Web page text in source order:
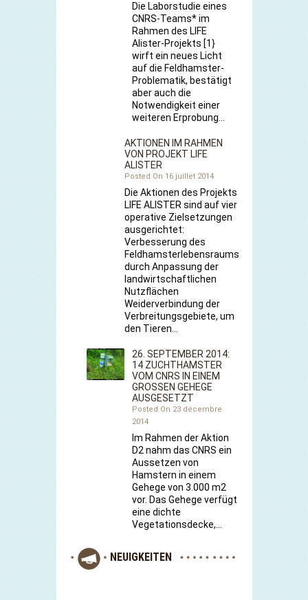
Die Laborstudie eines
CNRS-Teams* im
Rahmen des LIFE
Alister-Projekts [1}
wirft ein neues Licht
auf die Feldhamster-
Problematik, bestätigt
aber auch die
Notwendigkeit einer
weiteren Erprobung…
AKTIONEN IM RAHMEN
VON PROJEKT LIFE
ALISTER
Posted On 16 juillet 2014
Die Aktionen des Projekts
LIFE ALISTER sind auf vier
operative Zielsetzungen
ausgerichtet:
Verbesserung des
Feldhamsterlebensraums
durch Anpassung der
landwirtschaftlichen
Nutzflächen
Weiderverbindung der
Verbreitungsgebiete, um
den Tieren…
26. SEPTEMBER 2014:
14 ZUCHTHAMSTER
VOM CNRS IN EINEM
GROSSEN GEHEGE A
USGESETZT
Posted On 23 décembre
2014
Im Rahmen der Aktion
D2 nahm das CNRS ein
Aussetzen von
Hamstern in einem
Gehege von 3.000 m2
vor. Das Gehege verfügt
eine dichte
Vegetationsdecke,…
NEUIGKEITEN